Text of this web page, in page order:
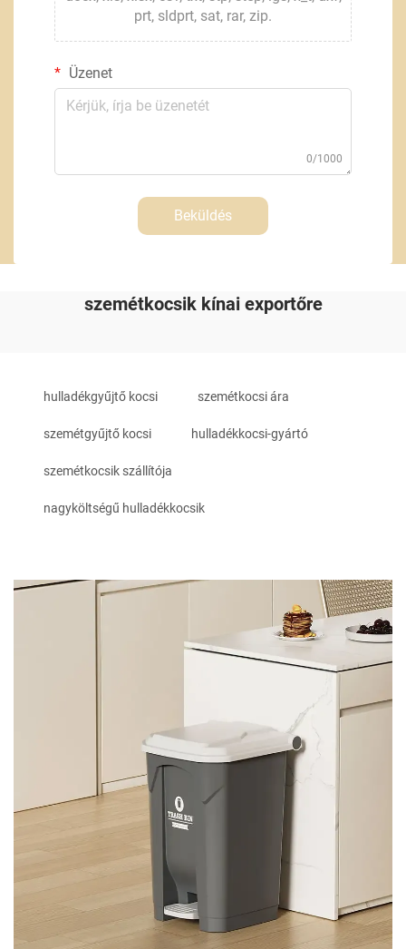
prt, sldprt, sat, rar, zip.
Üzenet
0/1000
Beküldés
szemétkocsik kínai exportőre
hulladékgyűjtő kocsi szemétkocsi ára
szemétgyűjtő kocsi hulladékkocsi-gyártó
szemétkocsik szállítója
nagyköltségű hulladékkocsik